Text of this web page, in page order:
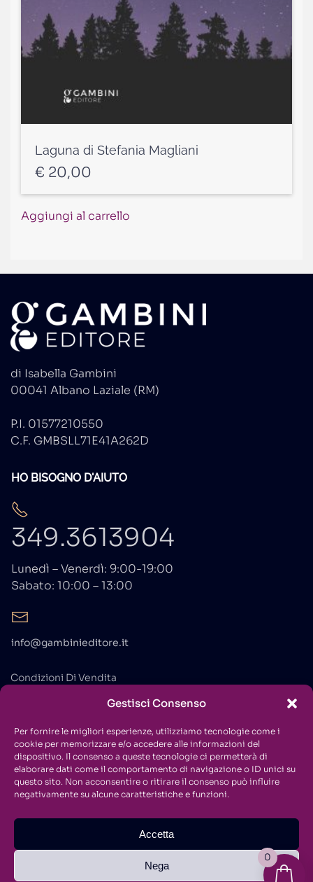
Gestisci Consenso
Per fornire le migliori esperienze, utilizziamo tecnologie come i
cookie per memorizzare e/o accedere alle informazioni del
dispositivo. Il consenso a queste tecnologie ci permetterà di
elaborare dati come il comportamento di navigazione o ID unici su
questo sito. Non acconsentire o ritirare il consenso può influire
negativamente su alcune caratteristiche e funzioni.
Accetta
Nega
Laguna di Stefania Magliani
€ 20,00
Aggiungi al carrello
di Isabella Gambini
00041 Albano Laziale (RM)
P.I. 01577210550
C.F. GMBSLL71E41A262D
HO BISOGNO D'AIUTO
349.3613904
Lunedì – Venerdì: 9:00-19:00
Sabato: 10:00 – 13:00
info@gambinieditore.it
Condizioni Di Vendita
Cookie Policy
Contatti
Gambini Editore. All Rights Reserved.
0